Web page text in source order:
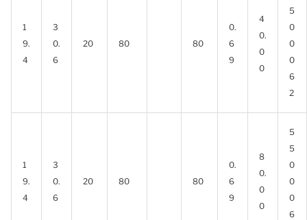
1
9.
4
3
0.
6
20 80 80
0.
6
9
4
0.
0
0
5
0
0
0
6
2
1
9.
4
3
0.
6
20 80 80
0.
6
9
8
0.
0
0
5
5
0
0
0
6